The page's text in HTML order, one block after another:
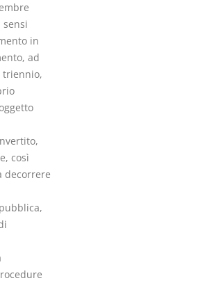
sensi
in
ad
triennio,
così
decorrere